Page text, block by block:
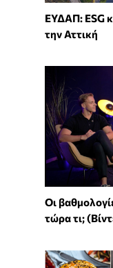
ΕΥΔΑΠ: ESG
την Αττική
Οι
τώρα τι;